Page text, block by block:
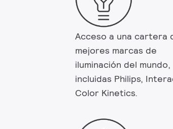
Acceso a una cartera
mejores marcas de
iluminación del mundo,
incluidas Philips,
Color Kinetics.